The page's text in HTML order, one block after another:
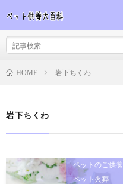
HOME 岩下ちくわ
岩下ちくわ
ペットのご供養
ペット火葬